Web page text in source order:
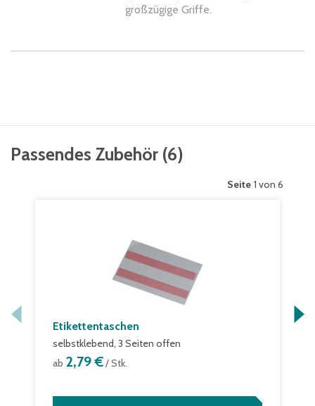
großzügige Griffe.
Passendes Zubehör (6)
Seite 1 von 6
Etikettentaschen
selbstklebend, 3 Seiten offen
ab 2,79 €/ Stk.